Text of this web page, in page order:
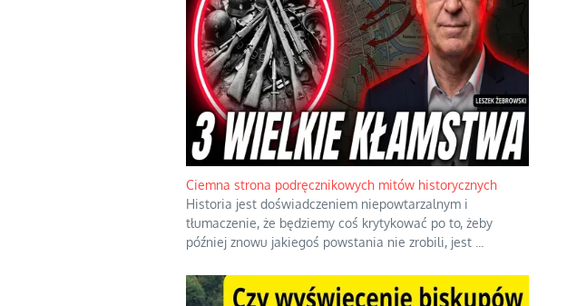
Ciemna strona podręcznikowych mitów historycznych
Historia jest doświadczeniem niepowtarzalnym i
tłumaczenie, że będziemy coś krytykować po to, żeby
później znowu jakiegoś powstania nie zrobili, jest